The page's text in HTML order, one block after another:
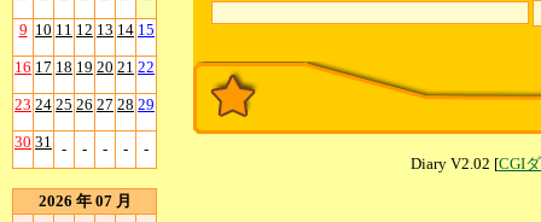
9 10 11 12 13 14 15
16 17 18 19 20 21 22
23 24 25 26 27 28 29
30 31 - - - - -
2026 年 07 月
Diary V2.02 [CGI